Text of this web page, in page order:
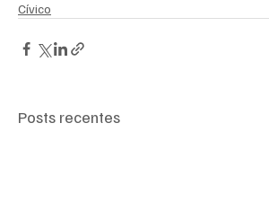
Cívico
Posts recentes